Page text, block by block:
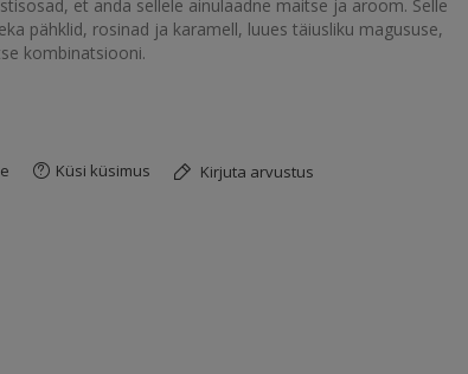
et anda sellele ainulaadne maitse ja aroom. Selle
pähklid, rosinad ja karamell, luues täiusliku magususe,
kombinatsiooni.
Küsi küsimus Kirjuta arvustus